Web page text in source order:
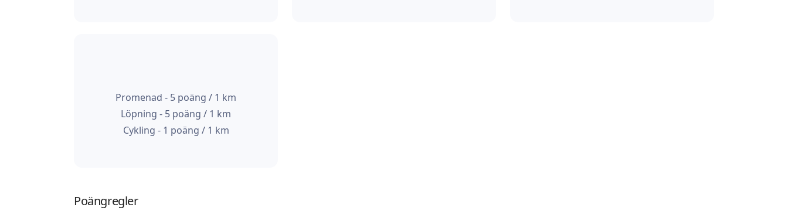
Promenad - 5 poäng / 1 km
Löpning - 5 poäng / 1 km
Cykling - 1 poäng / 1 km
Poängregler